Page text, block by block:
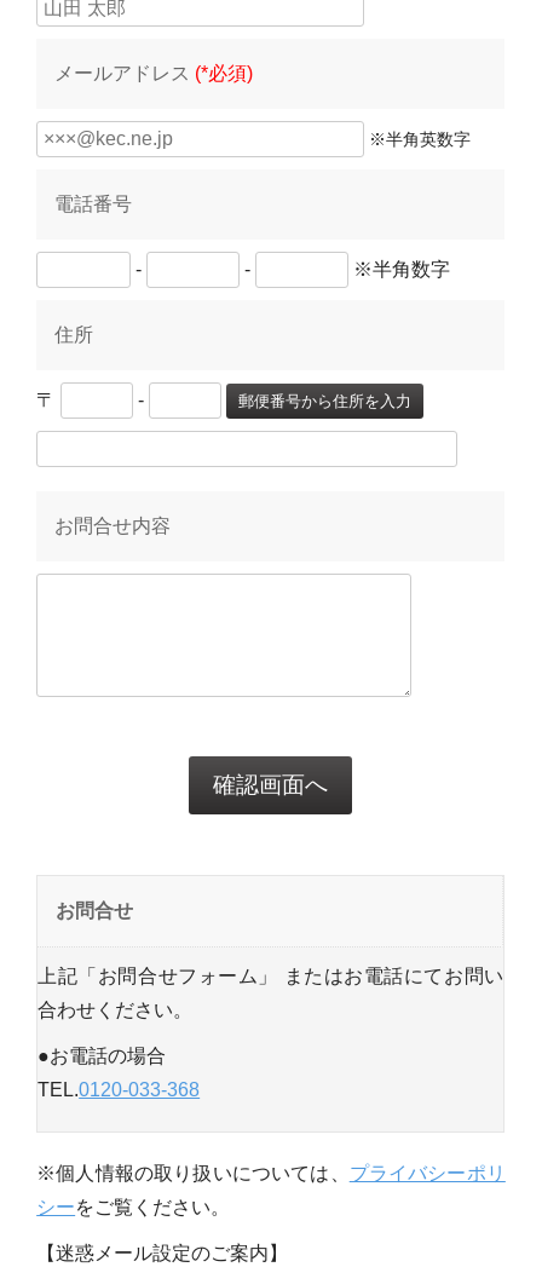
メールアドレス (*必須)
※半角英数字
電話番号
- - ※半角数字
住所
〒 - 郵便番号から住所を入力
お問合せ内容
お問合せ
上記「お問合せフォーム」 またはお電話にてお問い
合わせください。
●お電話の場合
TEL.0120-033-368
※個人情報の取り扱いについては、 プライバシーポリ
シーをご覧ください。
【迷惑メール設定のご案内】